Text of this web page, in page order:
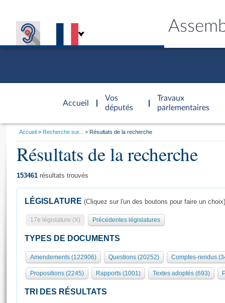
Accueil
d'accueil
Vos
députés
Travaux
parlementaires
Présidence
577 députés
Groupes politiques
Séance publique
Commissions et autres organes
Europe et International
Général
Rôle et pouvoirs de l'Assemblée
Organisation de l'Assemblée
Présidence Conférence des Présidents Bureau Collège des
Visiter l'Assemblée
Visite virtuelle du palais Bourbon
Assister à une séance
Vous
Accueil Recherche sur... Résultats de la recherche
Résultats de la recherche
153461 résultats trouvés
LÉGISLATURE (Cliquez sur l'un des boutons pour faire un choix)
17e législature (X) Précédentes législatures
TYPES DE DOCUMENTS
Amendements (122906) Questions (20252) Comptes-rendus
Propositions (2245) Rapports (1001) Textes adoptés (693)
TRI DES RÉSULTATS